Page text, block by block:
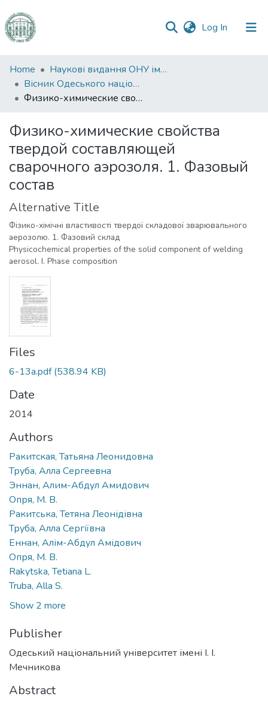
Log In (current)
Communities
&
Collections
Statistics
Home
Наукові видання ОНУ імені І. І. Мечникова
Вісник Одеського національного університету. Хімія
Физико-химические свойства твердой составляющей сварочного аэрозоля. 1. Фазовый состав
Физико-химические свойства
твердой составляющей
сварочного аэрозоля. 1. Фазовый
состав
Alternative Title
Фізико-хімічні властивості твердої складової зварювального
аерозолю. 1. Фазовий склад
Physicochemical properties of the solid component of welding
aerosol. I. Phase composition
Files
6-13a.pdf(538.94 KB)
Date
2014
Authors
Ракитская, Татьяна Леонидовна
Труба, Алла Сергеевна
Эннан, Алим-Абдул Амидович
Опря, М. В.
Ракитська, Тетяна Леонідівна
Труба, Алла Сергіївна
Еннан, Алім-Абдул Амідович
Опря, М. В.
Rakytska, Tetiana L.
Truba, Alla S.
Show 2 more
Publisher
Одеський національний університет імені І. І.
Мечникова
Abstract